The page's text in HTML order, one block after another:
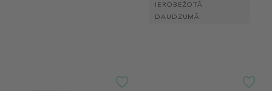
IEROBEŽOTĀ
DAUDZUMĀ